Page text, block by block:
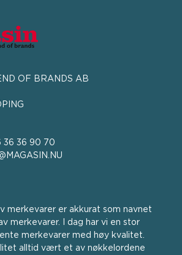
OF BRANDS AB
36 36 90 70
merkevarer er akkurat som navnet
merkevarer. I dag har vi en stor
merkevarer med høy kvalitet.
alltid vært et av nøkkelordene